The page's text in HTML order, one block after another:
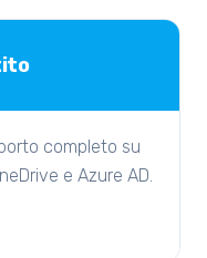
completo su
e Azure AD.